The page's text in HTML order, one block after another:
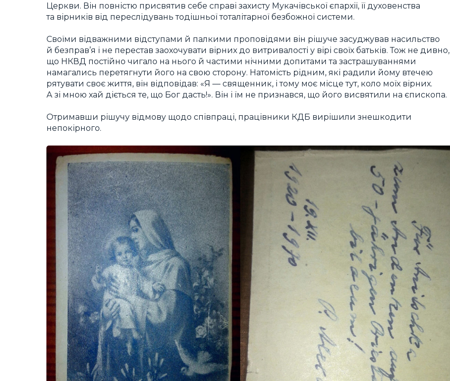
Церкви. Він повністю присвятив себе справі захисту Мукачівської єпархії, її духовенства
та вірників від переслідувань тодішньої тоталітарної безбожної системи.
Своїми відважними відступами й палкими проповідями він рішуче засуджував насильство
й безправ’я і не перестав заохочувати вірних до витривалості у вірі своїх батьків. Тож не дивно,
що НКВД постійно чигало на нього й частими нічними допитами та застрашуваннями
намагались перетягнути його на свою сторону. Натомість рідним, які радили йому втечею
рятувати своє життя, він відповідав: «Я — священник, і тому моє місце тут, коло моїх вірних.
А зі мною хай діється те, що Бог дасть!». Він і їм не признався, що його висвятили на єпископа.
Отримавши рішучу відмову щодо співпраці, працівники КДБ вирішили знешкодити
непокірного.